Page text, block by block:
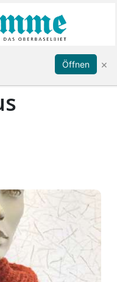
Anmelden
Öffnen ×